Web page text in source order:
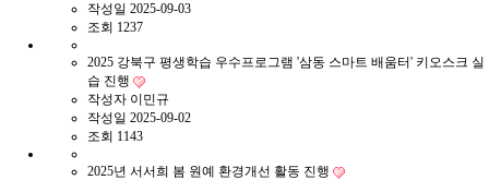
작성일 2025-09-03
조회 1237
2025 강북구 평생학습 우수프로그램 '삼동 스마트 배움터' 키오스크 실
습 진행
작성자 이민규
작성일 2025-09-02
조회 1143
2025년 서서희 봄 원예 환경개선 활동 진행